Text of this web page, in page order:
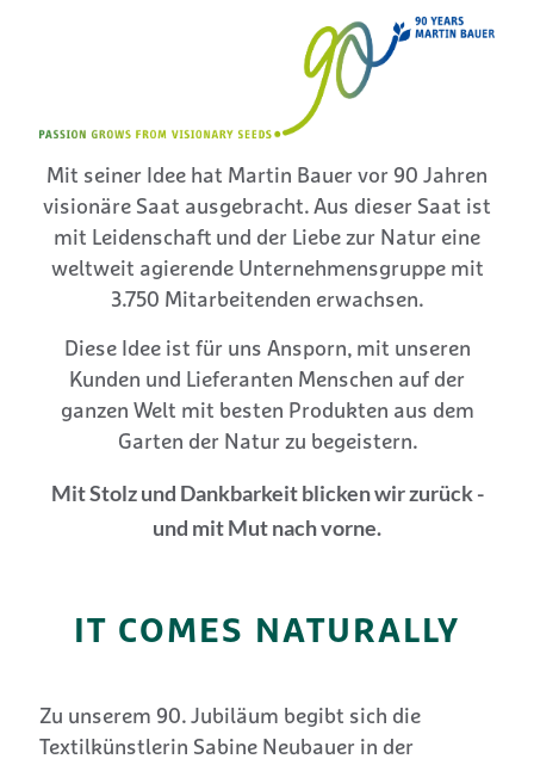
Mit seiner Idee hat Martin Bauer vor 90 Jahren
visionäre Saat ausgebracht. Aus dieser Saat ist
mit Leidenschaft und der Liebe zur Natur eine
weltweit agierende Unternehmensgruppe mit
3.750 Mitarbeitenden erwachsen.
Diese Idee ist für uns Ansporn, mit unseren
Kunden und Lieferanten Menschen auf der
ganzen Welt mit besten Produkten aus dem
Garten der Natur zu begeistern.
Mit Stolz und Dankbarkeit blicken wir zurück -
und mit Mut nach vorne.
IT COMES NATURALLY
Zu unserem 90. Jubiläum begibt sich die
Textilkünstlerin Sabine Neubauer in der